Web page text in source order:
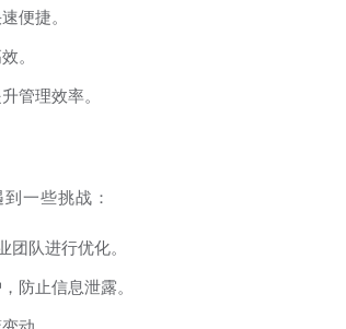
便捷。
。
管理效率。
一些挑战：
团队进行优化。
防止信息泄露。